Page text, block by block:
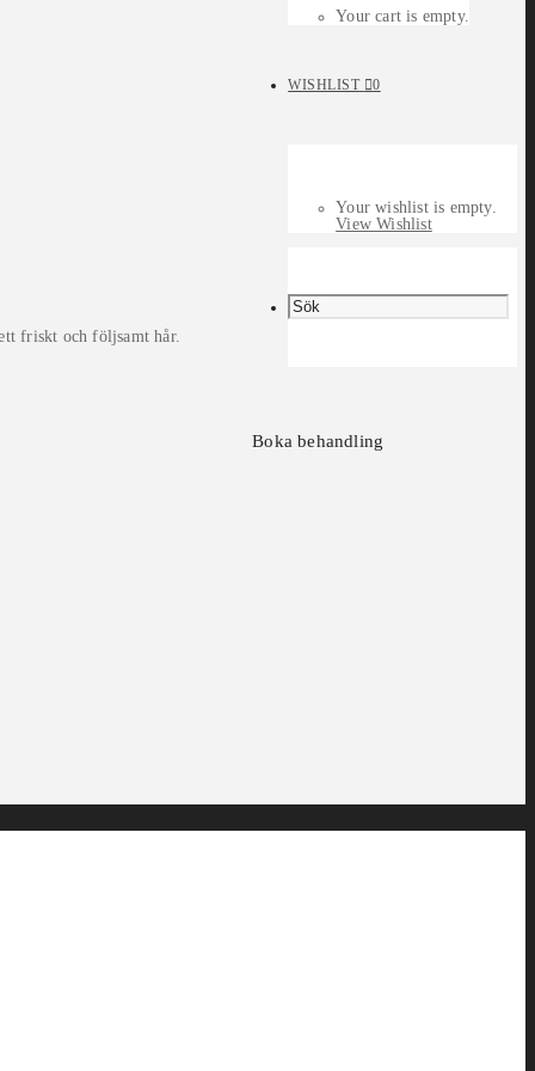
Your cart is empty.
WISHLIST 0
Your wishlist is empty.
View Wishlist
Boka behandling
friskt och följsamt hår.